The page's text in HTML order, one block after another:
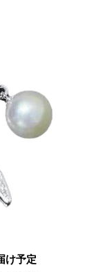
け予定